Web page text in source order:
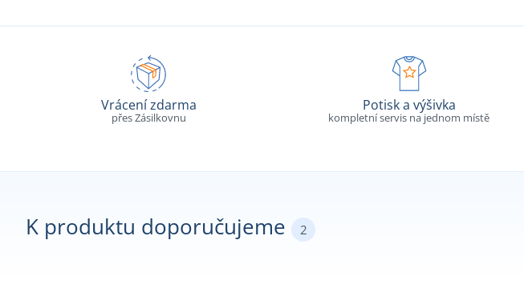
Vrácení zdarma
přes Zásilkovnu
Potisk a výšivka
kompletní servis na jednom místě
K produktu doporučujeme 2